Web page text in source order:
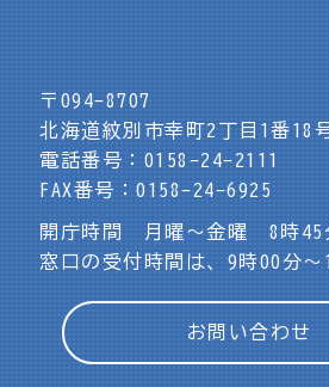
〒094-8707
北海道紋別市幸町2丁目1番18
電話番号：0158-24-2111
FAX番号：0158-24-6925
開庁時間 月曜～金曜 8時45
窓口の受付時間は、9時00分～
お問い合わせ